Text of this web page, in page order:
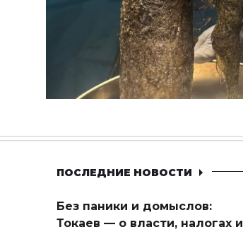
ПОСЛЕДНИЕ НОВОСТИ
Без паники и домыслов:
Токаев — о власти, налогах и